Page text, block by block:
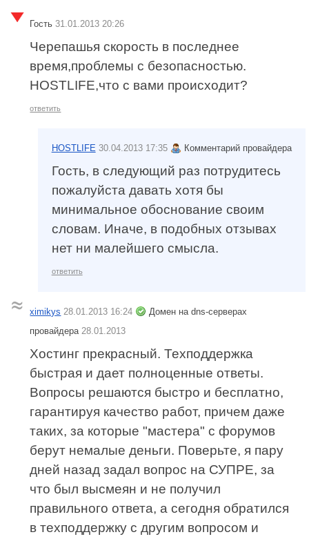
Гость 31.01.2013 20:26
Черепашья скорость в последнее
время,проблемы с безопасностью.
HOSTLIFE,что с вами происходит?
ответить
HOSTLIFE 30.04.2013 17:35 Комментарий провайдера
Гость, в следующий раз потрудитесь
пожалуйста давать хотя бы
минимальное обоснование своим
словам. Иначе, в подобных отзывах
нет ни малейшего смысла.
ответить
ximikys 28.01.2013 16:24
Домен на dns-серверах
провайдера28.01.2013
Хостинг прекрасный. Техподдержка
быстрая и дает полноценные ответы.
Вопросы решаются быстро и бесплатно,
гарантируя качество работ, причем даже
таких, за которые "мастера" с форумов
берут немалые деньги. Поверьте, я пару
дней назад задал вопрос на СУПРЕ, за
что был высмеян и не получил
правильного ответа, а сегодня обратился
в техподдержку с другим вопросом и